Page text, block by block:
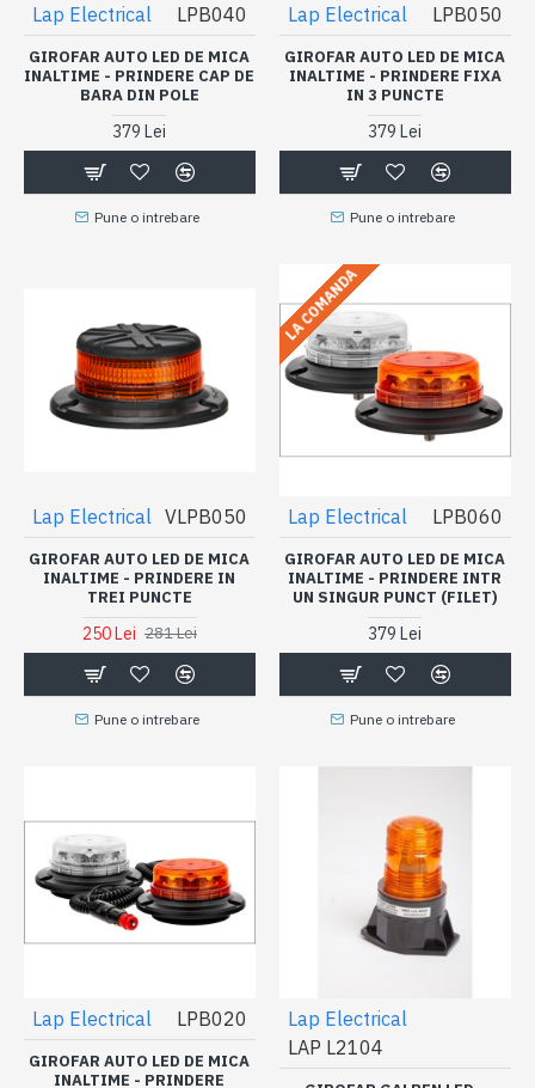
Lap Electrical LPB040
GIROFAR AUTO LED DE MICA
INALTIME - PRINDERE CAP DE
BARA DIN POLE
379 Lei
Pune o intrebare
Lap Electrical LPB050
GIROFAR AUTO LED DE MICA
INALTIME - PRINDERE FIXA
IN 3 PUNCTE
379 Lei
Pune o intrebare
Lap Electrical VLPB050
GIROFAR AUTO LED DE MICA
INALTIME - PRINDERE IN
TREI PUNCTE
250 Lei 281 Lei
Pune o intrebare
LA COMANDA
Lap Electrical LPB060
GIROFAR AUTO LED DE MICA
INALTIME - PRINDERE INTR
UN SINGUR PUNCT (FILET)
379 Lei
Pune o intrebare
Lap Electrical LPB020
GIROFAR AUTO LED DE MICA
INALTIME - PRINDERE
Lap Electrical
LAP L2104